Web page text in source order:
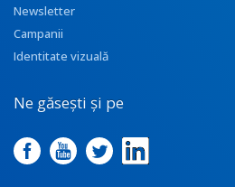
Newsletter
Campanii
Identitate vizuală
Ne găsești și pe